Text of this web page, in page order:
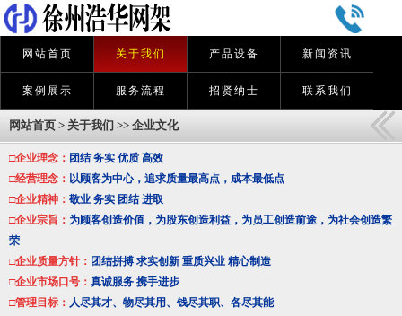
网站首页 关于我们 产品设备 新闻资讯
案例展示 服务流程 招贤纳士 联系我们
网站首页 > 关于我们 >> 企业文化
□企业理念： 团结 务实 优质 高效
□经营理念： 以顾客为中心，追求质量最高点，成本最低点
□企业精神： 敬业 务实 团结 进取
□企业宗旨： 为顾客创造价值，为股东创造利益，为员工创造前途，为社会创造繁
荣
□企业质量方针： 团结拼搏 求实创新 重质兴业 精心制造
□企业市场口号： 真诚服务 携手进步
□管理目标： 人尽其才、物尽其用、钱尽其职、各尽其能